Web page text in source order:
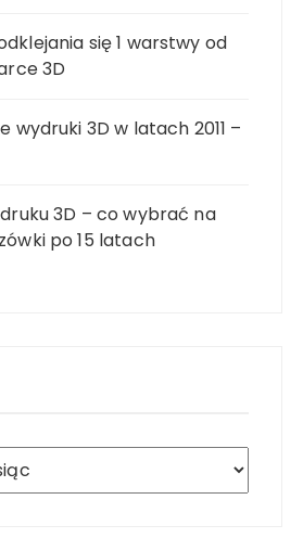
się 1 warstwy od
3D
wydruki 3D w latach 2011 –
3D – co wybrać na
po 15 latach